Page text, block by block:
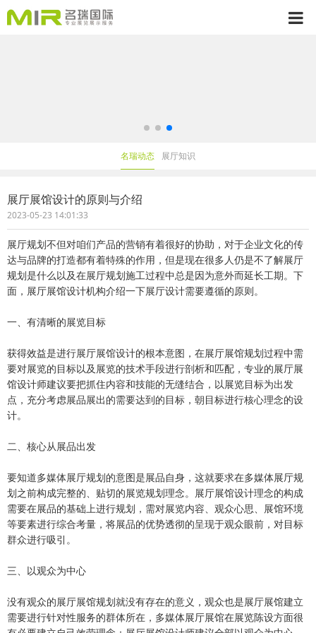
名瑞动态 展厅知识
展厅展馆设计的原则与介绍
2023-05-23 14:01:33
展厅规划不但对咱们产品的营销有着很好的协助，对于企业文化的传
达与品牌的打造都有着特殊的作用，但是现在很多人仍是不了解展厅
规划是什么以及在展厅规划施工过程中总是因为意外而延长工期。下
面，展厅展馆设计机构介绍一下展厅设计需要遵循的原则。
一、有清晰的展览目标
获得效益是进行展厅展馆设计的根本意图，在展厅展馆规划过程中需
要对展览的目标以及展览的技术手段进行剖析和匹配，专业的展厅展
馆设计师建议要把抓住内容和技能的无缝结合，以展览目标为出发
点，充分考虑展品展出的需要达到的目标，朝目标进行核心理念的设
计。
二、核心从展品出发
要知道多媒体展厅规划的意图是展品自身，这就要求在多媒体展厅规
划之前构成完整的、贴切的展览规划理念。展厅展馆设计理念的构成
需要在展品的基础上进行规划，需对展览内容、观众心思、展馆环境
等要素进行综合考量，将展品的优势透彻的呈现于观众眼前，对目标
群众进行吸引。
三、以观众为中心
没有观众的展厅展馆规划就没有存在的意义，观众也是展厅展馆建立
需要进行针对性服务的群体所在，多媒体展厅展馆在展览陈设方面很